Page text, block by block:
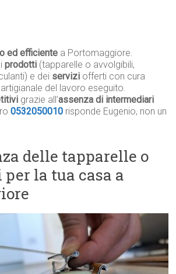
ed efficiente a Portomaggiore.
prodotti (tapparelle o avvolgibili,
e dei servizi offerti con cura
del lavoro eseguito.
grazie all’assenza di intermediari
0532050010 risponde Eugenio, non un
delle tapparelle o
la tua casa a